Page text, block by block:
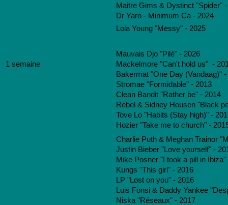
Maitre Gims & Dystinct "Spider"
Dr Yaro - Minimum Ca - 2024
Lola Young "Messy" - 2025
Mauvais Djo "Pilé" - 2026
1 semaine
Mackelmore "Can't hold us" -
Bakermat "One Day (Vandaag)" -
Stromae "Formidable" - 2013
Clean Bandit "Rather be" - 2014
Rebel & Sidney Housen "Black
Tove Lo "Habits (Stay high)" -
Hozier "Take me to church" -
Charlie Puth & Meghan Trainor
Justin Bieber "Love yourself" -
Mike Posner "I took a pill in Ibiza"
Kungs "This girl" - 2016
LP "Lost on you" - 2016
Luis Fonsi & Daddy Yankee
Niska "Réseaux" - 2017